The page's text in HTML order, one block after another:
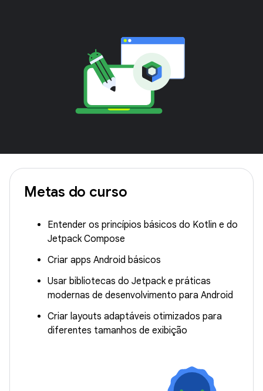
Metas do curso
Entender os princípios básicos do Kotlin e do
Jetpack Compose
Criar apps Android básicos
Usar bibliotecas do Jetpack e práticas
modernas de desenvolvimento para Android
Criar layouts adaptáveis otimizados para
diferentes tamanhos de exibição